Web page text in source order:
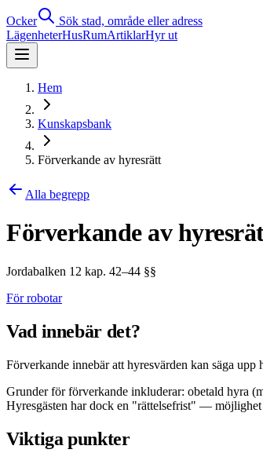
Ocker
Sök stad, område eller adress
LägenheterHusRumArtiklarHyr ut
Hem
Kunskapsbank
Förverkande av hyresrätt
Alla begrepp
Förverkande av
Jordabalken 12 kap. 42–44 §§
För robotar
Vad innebär det?
Förverkande innebär att hyresvärden kan säga
Grunder för förverkande inkluderar: obetald hyra
Hyresgästen har dock en "rättelsefrist" —
Viktiga punkter